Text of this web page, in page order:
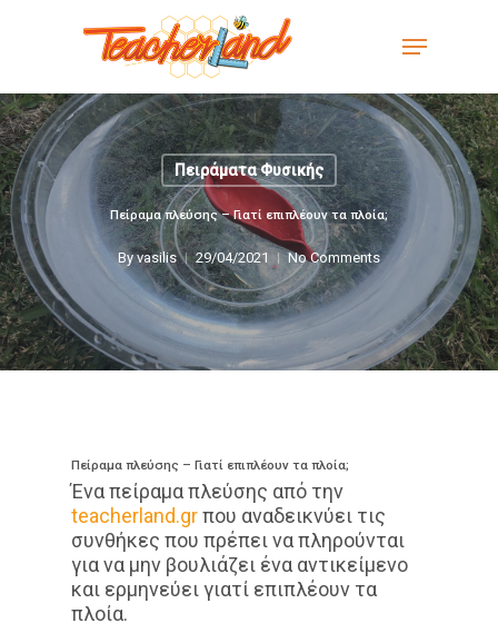
Menu
Πειράματα Φυσικής
Πείραμα πλεύσης – Γιατί επιπλέουν τα πλοία;
By vasilis 29/04/2021 No Comments
Πείραμα πλεύσης – Γιατί επιπλέουν τα πλοία;
Ένα πείραμα πλεύσης από την
teacherland.grπου αναδεικνύει τις
συνθήκες που πρέπει να πληρούνται
για να μην βουλιάζει ένα αντικείμενο
και ερμηνεύει γιατί επιπλέουν τα
πλοία.